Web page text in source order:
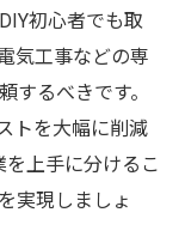
初心者でも取
気工事などの専
するべきです。
トを大幅に削減
を上手に分けるこ
実現しましょ